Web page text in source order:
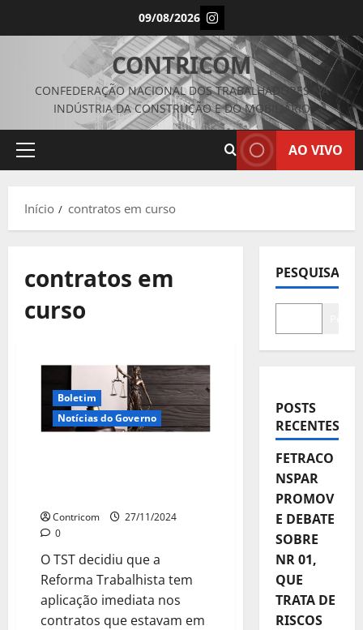
09/08/2026 Instagram
CONTRICOM
CONFEDERAÇÃO NACIONAL DOS TRABALHADORES NA
INDÚSTRIA DA CONSTRUÇÃO E DO MOBILIÁRIO
Menu
AO VIVO
Início contratos em curso
contratos em
curso
Boletim
Notícias do Governo
Contricom
27/11/2024
0
O TST decidiu que a
Reforma Trabalhista tem
aplicação imediata nos
contratos que estavam em
PESQUISAR
POSTS
RECENTES
FETRACO
NSPAR
PROMOV
E DEBATE
SOBRE
NR 01,
QUE
TRATA DE
RISCOS